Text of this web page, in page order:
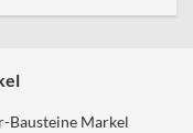
Bausteine Markel